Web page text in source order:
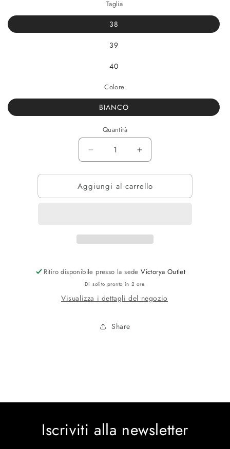
Taglia
38
39
40
Colore
BIANCO
Quantità
Diminuisci
quantità
per
CAM
STAMPA
Aumenta
quantità
per
CAM
STAMPA
Aggiungi al carrello
Ritiro disponibile presso la sedeVictorya Outlet
Di solito pronto in 2 ore
Visualizza i dettagli del negozio
Share
Iscriviti alla newsletter